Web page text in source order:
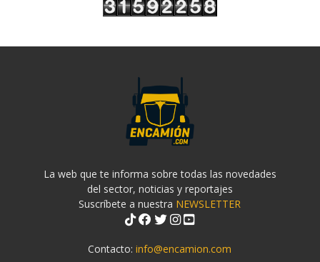
La web que te informa sobre todas las novedades
del sector, noticias y reportajes
Suscríbete a nuestra NEWSLETTER
Contacto:info@encamion.com